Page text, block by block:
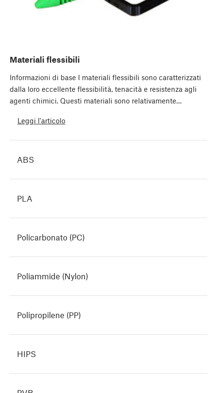
Materiali flessibili
Informazioni di base I materiali flessibili sono caratterizzati
dalla loro eccellente flessibilità, tenacità e resistenza agli
agenti chimici. Questi materiali sono relativamente…
Leggi l'articolo
ABS
PLA
Policarbonato (PC)
Poliammide (Nylon)
Polipropilene (PP)
HIPS